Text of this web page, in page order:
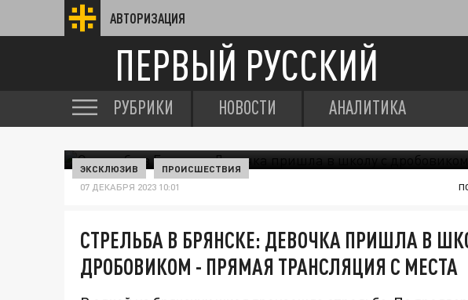
АВТОРИЗАЦИЯ
ПЕРВЫЙ РУССКИЙ
РУБРИКИ НОВОСТИ АНАЛИТИКА
ЭКСКЛЮЗИВ ПРОИСШЕСТВИЯ
07 ДЕКАБРЯ 2023 10:01
СТРЕЛЬБА В БРЯНСКЕ: ДЕВОЧКА ПРИШЛА В
ДРОБОВИКОМ - ПРЯМАЯ ТРАНСЛЯЦИЯ С МЕСТА